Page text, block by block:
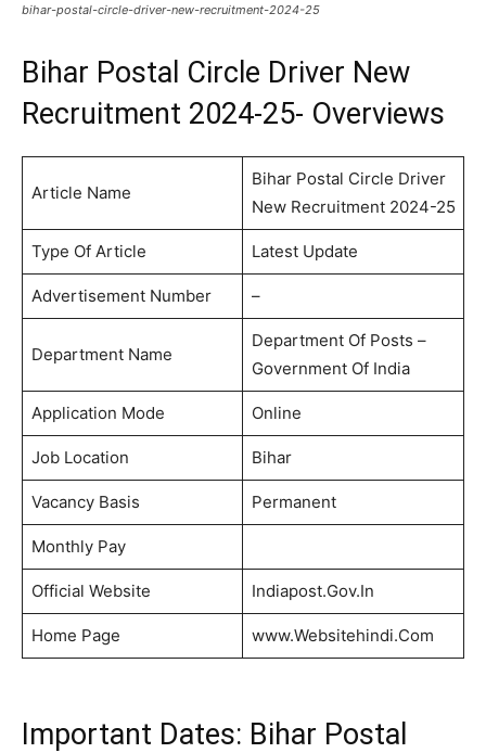
bihar-postal-circle-driver-new-recruitment-2024-25
Bihar Postal Circle Driver New
Recruitment 2024-25- Overviews
Article Name
Bihar Postal Circle Driver
New Recruitment 2024-25
Type Of Article Latest Update
Advertisement Number –
Department Name
Department Of Posts –
Government Of India
Application Mode Online
Job Location Bihar
Vacancy Basis Permanent
Monthly Pay
Official Website Indiapost.Gov.In
Home Page www.Websitehindi.Com
Important Dates: Bihar Postal